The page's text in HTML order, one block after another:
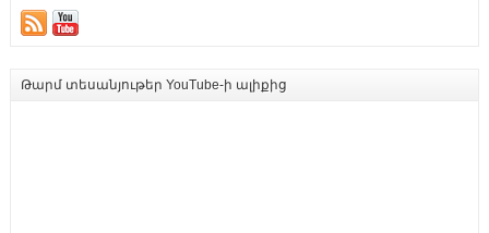
Թարմ տեսանյութեր YouTube-ի ալիքից